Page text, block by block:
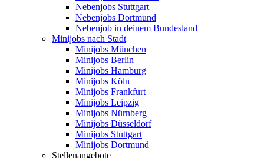
Nebenjobs Stuttgart
Nebenjobs Dortmund
Nebenjob in deinem Bundesland
Minijobs nach Stadt
Minijobs München
Minijobs Berlin
Minijobs Hamburg
Minijobs Köln
Minijobs Frankfurt
Minijobs Leipzig
Minijobs Nürnberg
Minijobs Düsseldorf
Minijobs Stuttgart
Minijobs Dortmund
Stellenangebote